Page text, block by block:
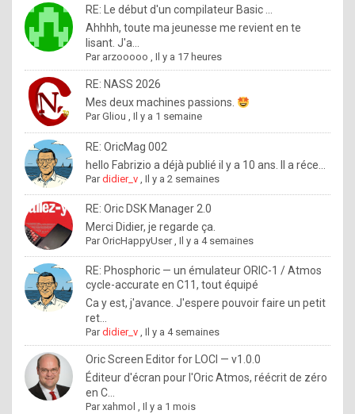
m
a
d
b
y
o
l
e
x
.
I
f
y
o
u
w
RE: Le début d'un compilateur Basic ...
Ahhhh, toute ma jeunesse me revient en te
lisant. J'a...
Par arzooooo ,Il y a 17 heures
RE: NASS 2026
Mes deux machines passions.
ParGliou ,Il y a 1 semaine
RE: OricMag 002
hello Fabrizio a déjà publié il y a 10 ans. Il a réce...
Pardidier_v ,Il y a 2 semaines
RE: Oric DSK Manager 2.0
Merci Didier, je regarde ça.
ParOricHappyUser,Il y a 4 semaines
RE: Phosphoric — un émulateur ORIC-1 / Atmos
cycle-accurate en C11, tout équipé
Ca y est, j'avance. J'espere pouvoir faire un petit
ret...
Pardidier_v ,Il y a 4 semaines
Oric Screen Editor for LOCI — v1.0.0
Éditeur d'écran pour l'Oric Atmos, réécrit de zéro
en C...
Parxahmol ,Il y a 1 mois